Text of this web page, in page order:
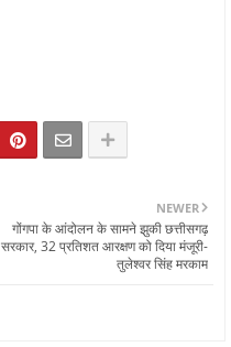
NEWER
गोंगपा के आंदोलन के सामने झुकी छत्तीसगढ़
सरकार, 32 प्रतिशत आरक्षण को दिया मंजूरी-
तुलेश्वर सिंह मरकाम